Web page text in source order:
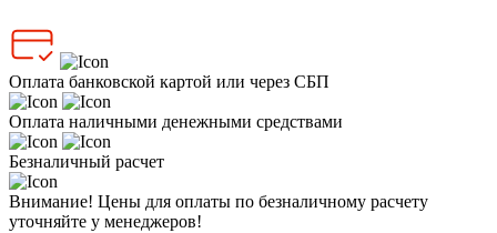
Оплата банковской картой или через СБП
Оплата наличными денежными средствами
Безналичный расчет
Внимание! Цены для оплаты по безналичному расчету
уточняйте у менеджеров!